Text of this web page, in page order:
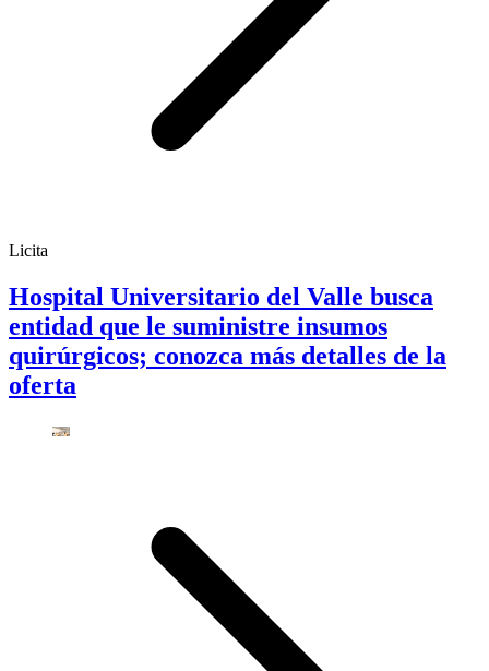
Licita
Hospital Universitario del Valle busca
entidad que le suministre insumos
quirúrgicos; conozca más detalles de la
oferta